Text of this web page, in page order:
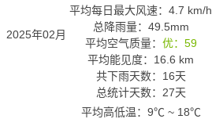
2025年02月
平均每日最大风速：4.7 km/h
总降雨量：49.5mm
平均空气质量： 优：59
平均能见度：16.6 km
共下雨天数：16天
总统计天数：27天
平均高低温： 9℃ ~ 18℃